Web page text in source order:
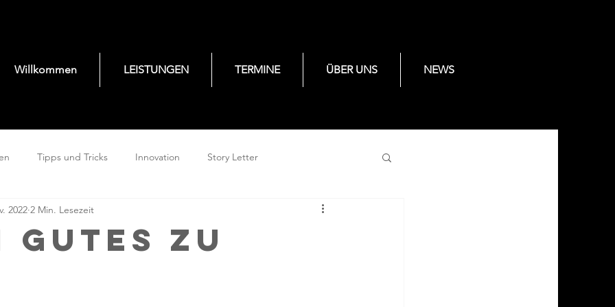
Willkommen LEISTUNGEN TERMINE ÜBER UNS NEWS
Tipps und Tricks Innovation Story Letter
Gutes zu
2022 2 Min. Lesezeit